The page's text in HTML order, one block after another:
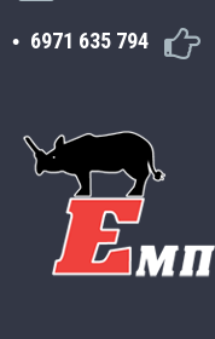
6971 635 794